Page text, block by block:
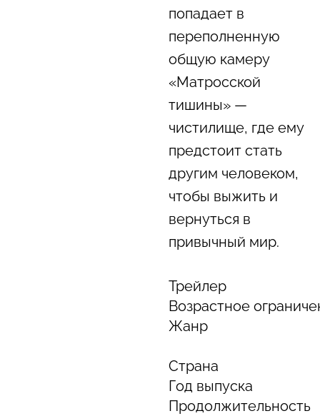
попадает в
переполненную
общую камеру
«Матросской
тишины» —
чистилище, где ему
предстоит стать
другим человеком,
чтобы выжить и
вернуться в
привычный мир.
Трейлер
Возрастное
Жанр
Страна
Год выпуска
Продолжительность